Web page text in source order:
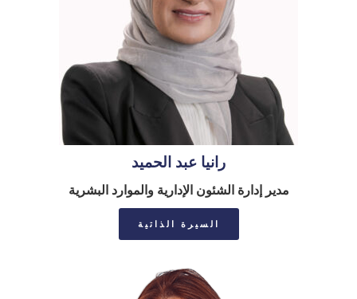
رانيا عبد الحميد
مدير إدارة الشئون الإدارية والموارد البشرية
السيرة الذاتية